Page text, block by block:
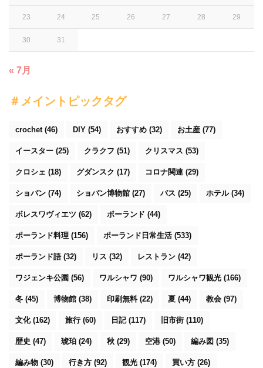
23 24 25 26 27 28 29
30 31
« 7月
＃メイントピックタグ
crochet (46) DIY (54) おすすめ (32) お土産 (77)
イースター (25) クラクフ (51) クリスマス (53)
クロシェ (18) グダンスク (17) コロナ関連 (29)
ショパン (74) ショパン博物館 (27) バス (25) ホテル(34)
ボレスワヴィエツ (62) ポーランド (44)
ポーランド料理 (156) ポーランド日常生活(533)
ポーランド語(32) リス (32) レストラン (42)
ワジェンキ公園 (56) ワルシャワ (90) ワルシャワ観光 (166)
冬 (45) 博物館 (38) 印刷無料(22) 夏 (44) 教会 (97)
文化(162) 旅行 (60) 日記(117) 旧市街 (110)
歴史 (47) 琥珀 (24) 秋 (29) 空港 (50) 編み図 (35)
編み物 (30) 行き方 (92) 観光 (174) 買い方 (26)